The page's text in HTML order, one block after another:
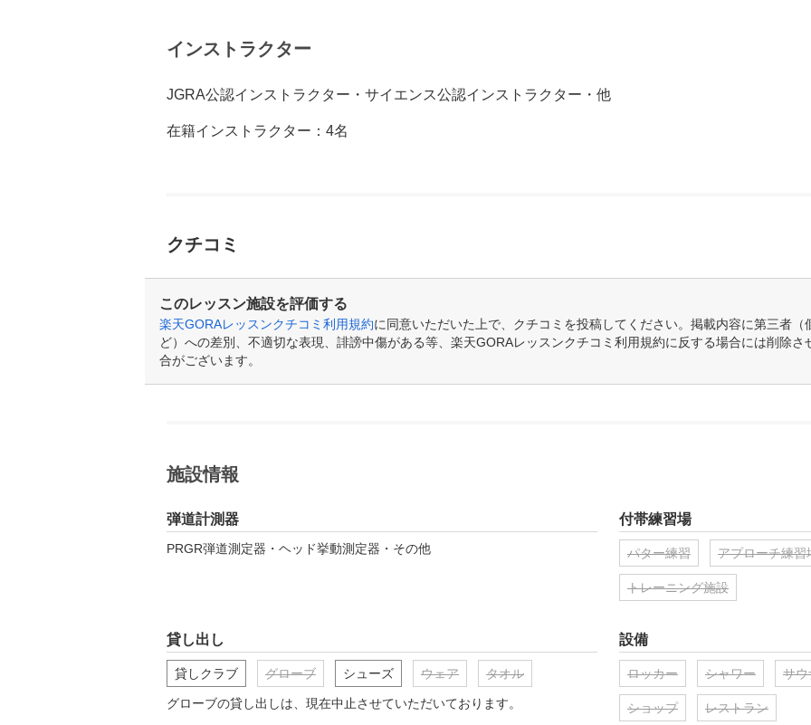
インストラクター
JGRA公認インストラクター・サイエンス公認インストラクター・他
在籍インストラクター：4名
クチコミ
このレッスン施設を評価する
楽天GORAレッスンクチコミ利用規約に同意いただいた上で、クチコミを投稿してください。掲載内容に第三者（
ど）への差別、不適切な表現、誹謗中傷がある等、楽天GORAレッスンクチコミ利用規約に反する場合には削除さ
合がございます。
施設情報
弾道計測器
PRGR弾道測定器・ヘッド挙動測定器・その他
付帯練習場
パター練習 アプローチ練習
トレーニング施設
貸し出し
貸しクラブ グローブ シューズ ウェア タオル
グローブの貸し出しは、現在中止させていただいております。
設備
ロッカー シャワー サウ
ショップ レストラン